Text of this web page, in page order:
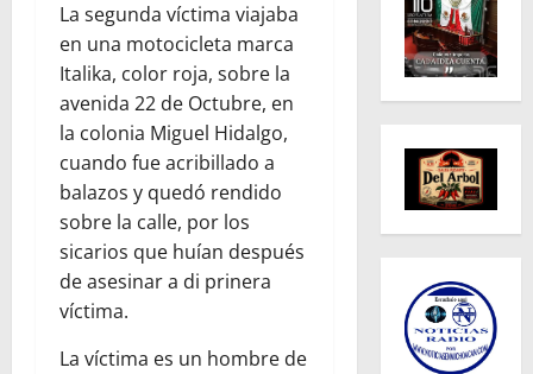
La segunda víctima viajaba
en una motocicleta marca
Italika, color roja, sobre la
avenida 22 de Octubre, en
la colonia Miguel Hidalgo,
cuando fue acribillado a
balazos y quedó rendido
sobre la calle, por los
sicarios que huían después
de asesinar a di prinera
víctima.
La víctima es un hombre de